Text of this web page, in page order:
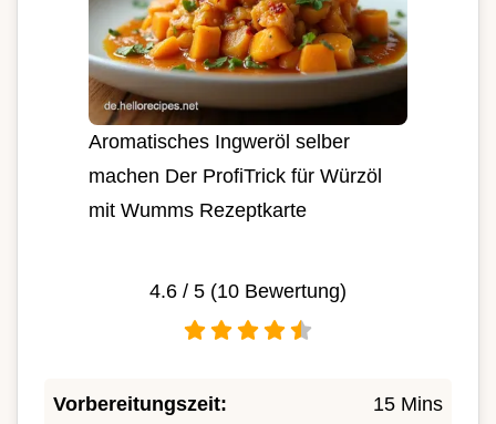
Aromatisches Ingweröl selber
machen Der ProfiTrick für Würzöl
mit Wumms Rezeptkarte
4.6 / 5 (10 Bewertung)
Vorbereitungszeit: 15 Mins